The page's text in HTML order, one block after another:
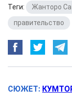
Теги: Жанторо
правительство
СЮЖЕТ: